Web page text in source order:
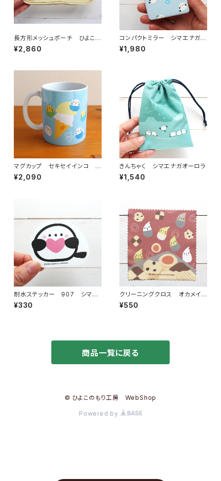
長方形メッシュポーチ ひよこさ
ん
¥2,860
コンパクトミラー シマエナガと
青い花
¥1,980
マグカップ セキセイインコ ア
イス
¥2,090
きんちゃく シマエナガオーロラ
¥1,540
耐水ステッカー 907 シマエ
ナガ ハート
¥330
クリーニングクロス オカメイン
コクッキー
¥550
商品一覧に戻る
© ひよこのもり工房 WebShop
Powered by